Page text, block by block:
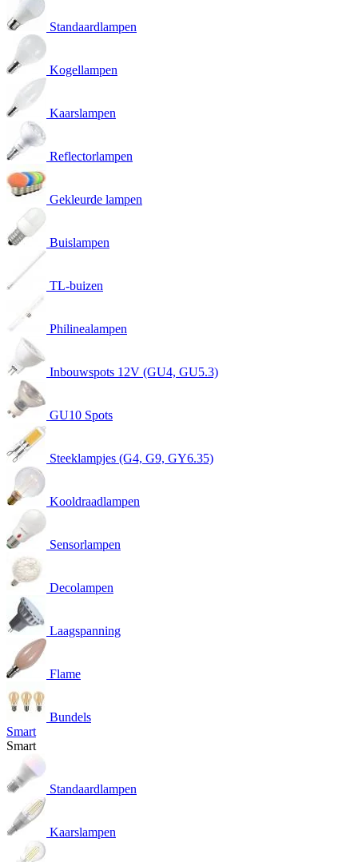
Standaardlampen
Kogellampen
Kaarslampen
Reflectorlampen
Gekleurde lampen
Buislampen
TL-buizen
Philinealampen
Inbouwspots 12V (GU4, GU5.3)
GU10 Spots
Steeklampjes (G4, G9, GY6.35)
Kooldraadlampen
Sensorlampen
Decolampen
Laagspanning
Flame
Bundels
Smart
Smart
Standaardlampen
Kaarslampen